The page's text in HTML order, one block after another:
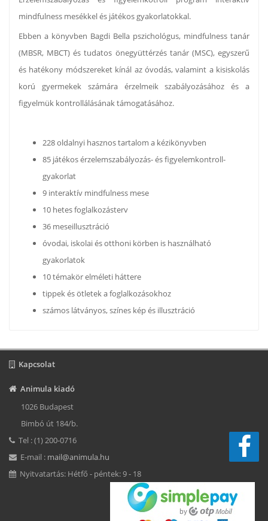
mindfulness mesékkel és játékos gyakorlatokkal.
Ebben a könyvben Bagdi Bella pszichológus, mindfulness tanár
(MBSR, MBCT) és tudatos önegyüttérzés tanár (MSC), egyszerű
és hatékony módszereket kínál az óvodás, valamint a kisiskolás
korú gyermekek számára érzelmeik szabályozásához és a
figyelmük kontrollálásának támogatásához.
228 oldalnyi hasznos tartalom a kézikönyvben
85 játékos érzelemszabályozás- és figyelemkontroll-
gyakorlat
9 interaktív mindfulness mese
10 hetes foglalkozásterv
36 meseillusztráció
óvodai, iskolai és otthoni körben is használható
gyakorlatok
10 témakör elméleti háttere
tippek és ötletek a foglalkozásokhoz
számos látványos, színes kép és illusztráció
Kapcsolat
Animula kiadó
1026 Budapest
Bimbó út 184/b.
Tel : (1) 200-0716
E-mail : mail@animula.hu
Nyitvatartás: Hétfő - péntek: 9 - 18